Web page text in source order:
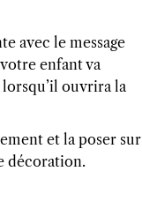
avec le message
enfant va
ouvrira la
et la poser sur
décoration.